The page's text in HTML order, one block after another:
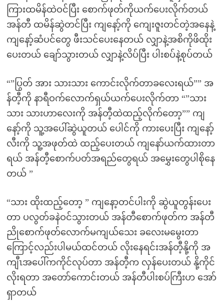
ကြားထမိန်ထဲဝင်ပြီး စောက်ဖုတ်ကိုယက်ပေးလိုက်တယ်
အန်တီ ထမိန်ဆွဲတင်ပြီး ကျနော့်ကို ကျေးဇူးတင်တဲ့အနေနဲ့
ကျနော့်ဆံပင်တွေ ဖီးသင်ပေးနေတယ် လျှာနဲ့အစိကိုဖိထိုး
ပေးတယ် ချော်သွားတယ် လျှာနဲ့လိပ်ပြီး ပါးစပ်နဲ့စုပ်တယ်
“”ပြွတ် အား သားသား ကောင်းလိုက်တာခလေးရယ်”” အ
န်တီ့ကို နာရီဝက်လောက်ရှယ်ယက်ပေးလိုက်တာ “”သား
သား သားဟာလေးကို အန်တီ့ထဲထည့်လိုက်တော့”” ကျ
နော့်ကို သူ့အပေါ်ဆွဲယူတယ် ပေါင်ကို ကားပေးပြီး ကျနော့်
လီးကို သူ့အဖုတ်ထဲ ထည့်ပေးတယ် ကျနော်ယက်ထားတာ
ရယ် အန်တီ့စောက်ပတ်အရည်တွေရယ် အမွှေးတွေပါစိုနေ
တယ် ”
“သား ထိုးထည့်တော့ ” ကျနော့တင်ပါးကို ဆွဲယူတွန်းပေး
တာ ပလွတ်ခနဲဝင်သွားတယ် အန်တီစောက်ဖုတ်က အန်တီ
ညိုစောက်ဖုတ်လောက်မကျယ်သေး ခလေးမမွေးတာ
ကြောင့်လည်းပါမယ်ထင်တယ် လိုးနေရင်းအန်တီ့နို့ကို အ
ကျီၤအပေါ်ကကိုင်လုပ်တာ အန်တီ့က လှန်ပေးတယ် နို့ကိုင်
လိုးရတာ အတော်ကောင်းတယ် အန်တီပါးစပ်ကြီးဟ အော်
ရှာတယ်